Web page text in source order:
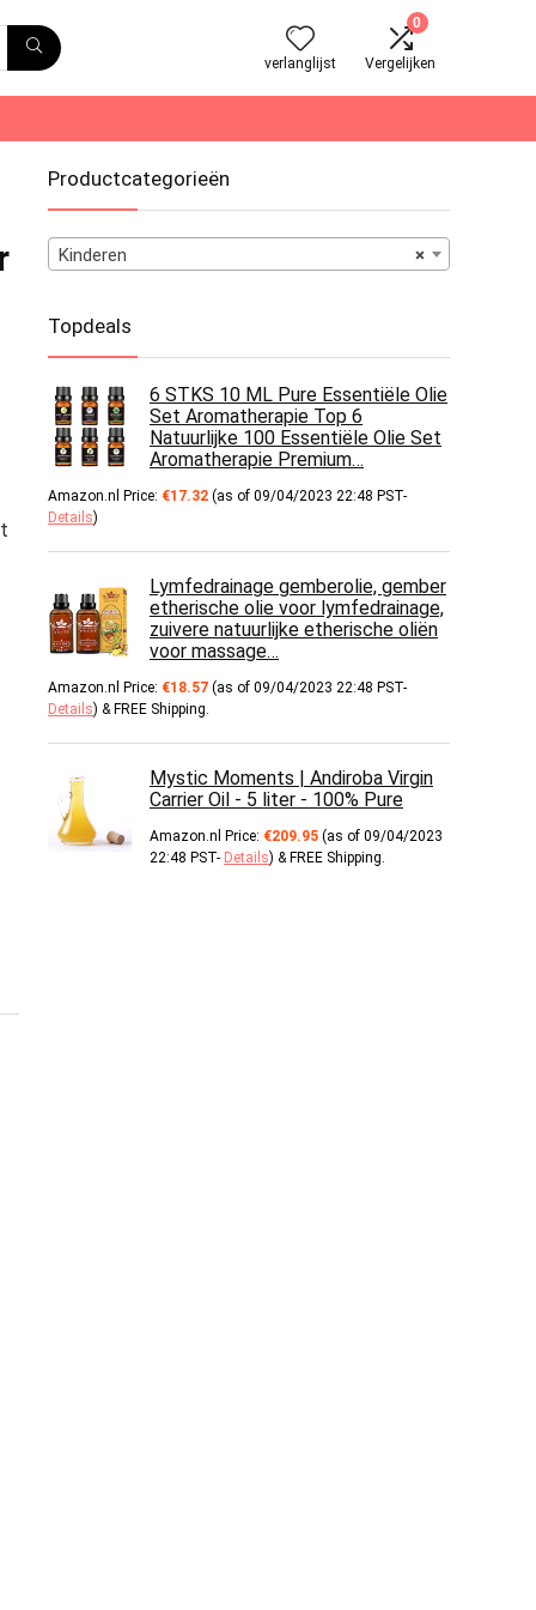
verlanglijst
0
Vergelijken
Productcategorieën
×
Kinderen
Topdeals
6 STKS 10 ML Pure Essentiële Olie
Set Aromatherapie Top 6
Natuurlijke 100 Essentiële Olie Set
Aromatherapie Premium…
Amazon.nl Price: €17.32 (as of 09/04/2023 22:48 PST-
Details)
Lymfedrainage gemberolie, gember
etherische olie voor lymfedrainage,
zuivere natuurlijke etherische oliën
voor massage…
Amazon.nl Price: €18.57 (as of 09/04/2023 22:48 PST-
Details) & FREE Shipping.
Mystic Moments | Andiroba Virgin
Carrier Oil - 5 liter - 100% Pure
Amazon.nl Price: €209.95 (as of 09/04/2023
22:48 PST- Details) & FREE Shipping.